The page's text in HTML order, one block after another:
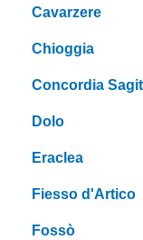
Cavarzere
Chioggia
Concordia
Dolo
Eraclea
Fiesso d'Artico
Fossò